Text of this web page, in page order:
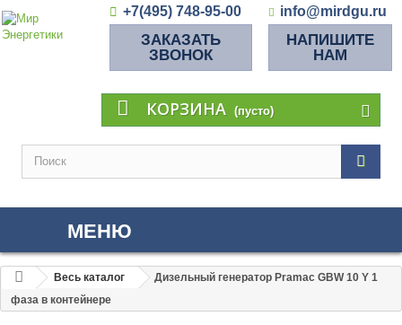
+7(495) 748-95-00 info@mirdgu.ru
ЗАКАЗАТЬ
ЗВОНОК
НАПИШИТЕ
НАМ
КОРЗИНА (пусто)
МЕНЮ
Весь каталог
Дизельный генератор Pramac GBW 10 Y 1
фаза в контейнере